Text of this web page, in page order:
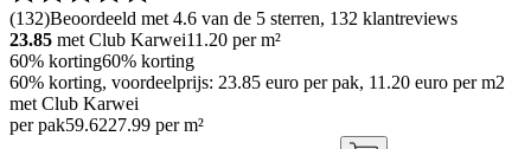
(132)Beoordeeld met 4.6 van de 5 sterren, 132 klantreviews
23.85 met Club Karwei11.20 per m²
60% korting60% korting
60% korting, voordeelprijs: 23.85 euro per pak, 11.20 euro per m2
met Club Karwei
per pak59.6227.99 per m²